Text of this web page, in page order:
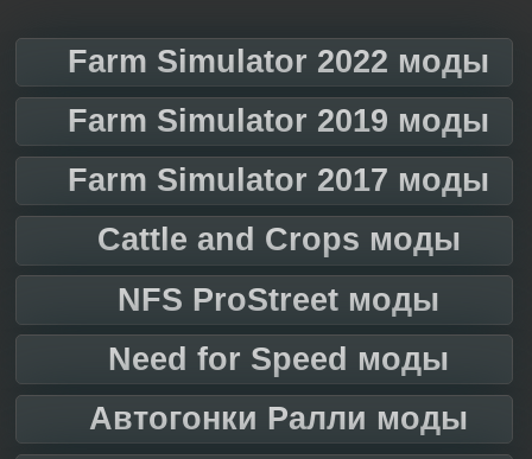
Farm Simulator 2022 моды
Farm Simulator 2019 моды
Farm Simulator 2017 моды
Cattle and Crops моды
NFS ProStreet моды
Need for Speed моды
Автогонки Ралли моды